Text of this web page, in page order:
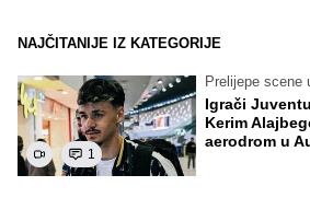
NAJČITANIJE IZ KATEGORIJE
1
Prelijepe scene
Igrači
Kerim
aerodrom u